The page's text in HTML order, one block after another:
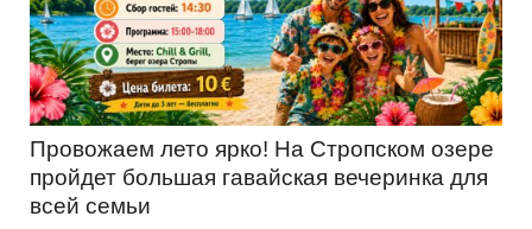
Провожаем лето ярко! На Стропском озере
пройдет большая гавайская вечеринка для
всей семьи